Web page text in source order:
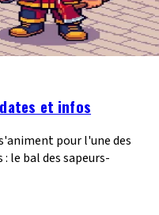
et infos
pour l'une des
le bal des sapeurs-